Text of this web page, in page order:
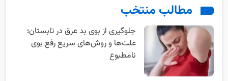
مطالب منتخب
جلوگیری از بوی بد عرق در تابستان؛
علت‌ها و روش‌های سریع رفع بوی
نامطبوع